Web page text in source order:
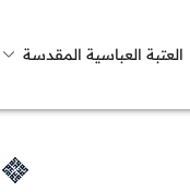
العتبة العباسية المقدسة